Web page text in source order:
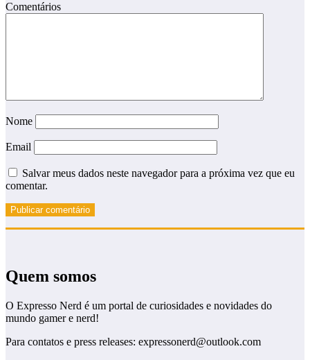
Comentários
Nome
Email
Salvar meus dados neste navegador para a próxima vez que eu
comentar.
Quem somos
O Expresso Nerd é um portal de curiosidades e novidades do
mundo gamer e nerd!
Para contatos e press releases: expressonerd@outlook.com